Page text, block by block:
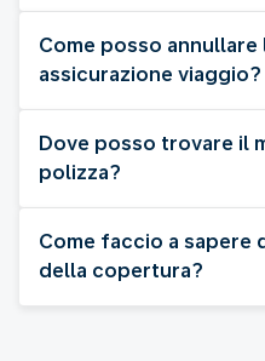
Come posso annullare
assicurazione viaggio?
Dove posso trovare il
polizza?
Come faccio a sapere
della copertura?